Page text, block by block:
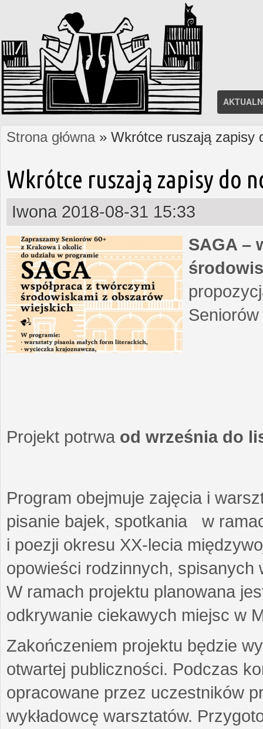
Jesteś tutaj
Strona główna» Wkrótce ruszają zapisy
Wkrótce ruszają zapisy do
Iwona 2018-08-31 15:33
SAGA –
Projekt potrwa od września do
Program obejmuje zajęcia i
pisanie bajek, spotkania w
i poezji okresu XX-lecia
opowieści rodzinnych,
W ramach projektu planowana
odkrywanie ciekawych miejsc w
Zakończeniem projektu będzie
otwartej publiczności. Podczas
opracowane przez uczestników
wykładowcę warsztatów.